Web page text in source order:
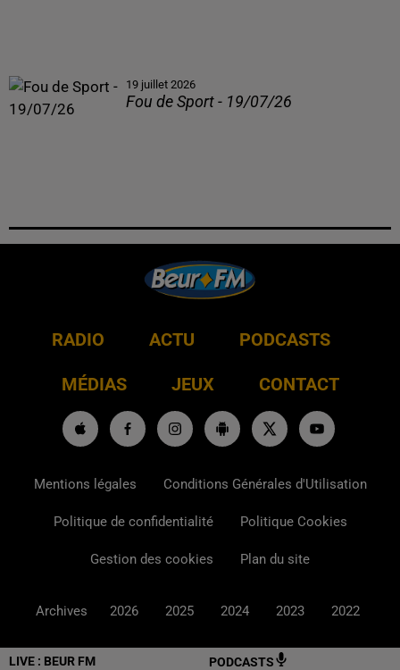
LIVE : BEUR FM PODCASTS
19 juillet 2026
Fou de Sport - 19/07/26
RADIO ACTU PODCASTS
MÉDIAS JEUX CONTACT
Mentions légales Conditions Générales d'Utilisation
Politique de confidentialité Politique Cookies
Gestion des cookies Plan du site
Archives 2026 2025 2024 2023 2022